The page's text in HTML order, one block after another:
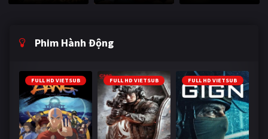
Phim Hành Động
FULL HD VIETSUB FULL HD VIETSUB FULL HD VIETSUB